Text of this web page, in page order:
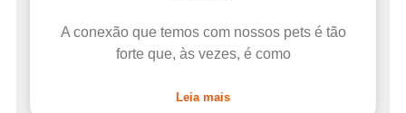
A conexão que temos com nossos pets é tão
forte que, às vezes, é como
Leia mais